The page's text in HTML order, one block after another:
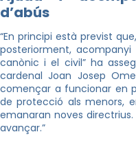
d’abús
“En principi està previst
posteriorment,
canònic i el civil” ha
cardenal Joan Josep
començar a funcionar en
de protecció als menors,
emanaran noves
avançar.”